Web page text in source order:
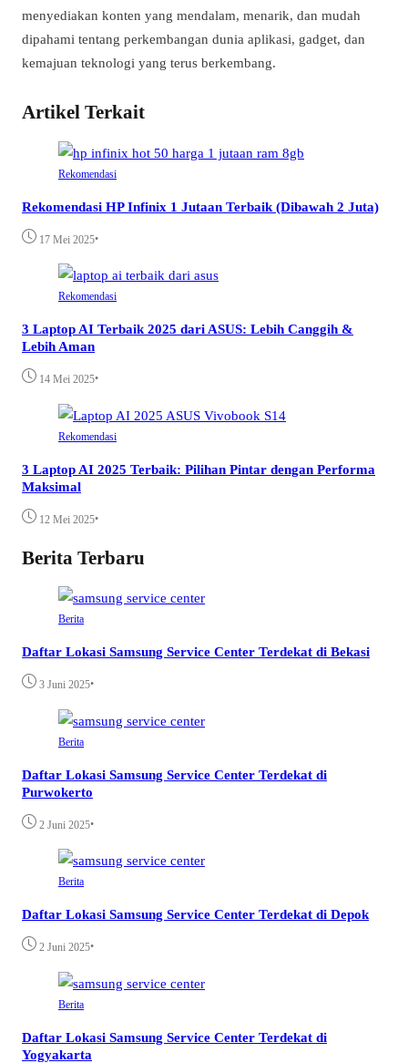
menyediakan konten yang mendalam, menarik, dan mudah
dipahami tentang perkembangan dunia aplikasi, gadget, dan
kemajuan teknologi yang terus berkembang.
Artikel Terkait
Rekomendasi
Rekomendasi HP Infinix 1 Jutaan Terbaik (Dibawah 2 Juta)
17 Mei 2025•
Rekomendasi
3 Laptop AI Terbaik 2025 dari ASUS: Lebih Canggih &
Lebih Aman
14 Mei 2025•
Rekomendasi
3 Laptop AI 2025 Terbaik: Pilihan Pintar dengan Performa
Maksimal
12 Mei 2025•
Berita Terbaru
Berita
Daftar Lokasi Samsung Service Center Terdekat di Bekasi
3 Juni 2025•
Berita
Daftar Lokasi Samsung Service Center Terdekat di
Purwokerto
2 Juni 2025•
Berita
Daftar Lokasi Samsung Service Center Terdekat di Depok
2 Juni 2025•
Berita
Daftar Lokasi Samsung Service Center Terdekat di
Yogyakarta